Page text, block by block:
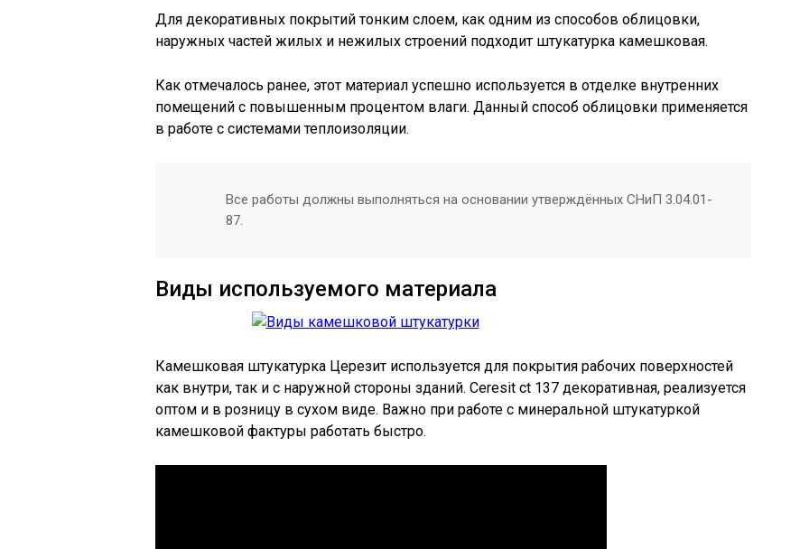
Для декоративных покрытий тонким слоем, как одним из способов облицовки,
наружных частей жилых и нежилых строений подходит штукатурка камешковая.
Как отмечалось ранее, этот материал успешно используется в отделке внутренних
помещений с повышенным процентом влаги. Данный способ облицовки применяется
в работе с системами теплоизоляции.
Все работы должны выполняться на основании утверждённых СНиП 3.04.01-
87.
Виды используемого материала
Камешковая штукатурка Церезит используется для покрытия рабочих поверхностей
как внутри, так и с наружной стороны зданий. Ceresit ct 137 декоративная, реализуется
оптом и в розницу в сухом виде. Важно при работе с минеральной штукатуркой
камешковой фактуры работать быстро.